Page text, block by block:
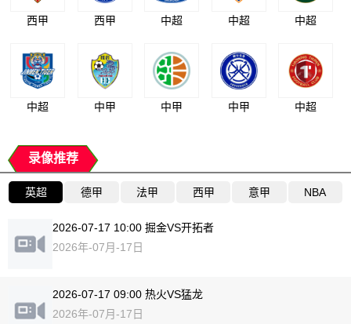
西甲 西甲 中超 中超 中超
中超 中甲 中甲 中甲 中超
录像推荐
英超 德甲 法甲 西甲 意甲 NBA
2026-07-17 10:00 掘金VS开拓者
2026年-07月-17日
2026-07-17 09:00 热火VS猛龙
2026年-07月-17日